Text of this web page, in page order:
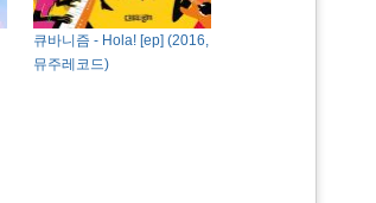
큐바니즘 - Hola! [ep] (2016,
뮤주레코드)